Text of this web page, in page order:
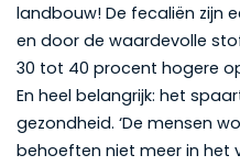
landbouw! De fecaliën zijn
en door de waardevolle
30 tot 40 procent hogere
En heel belangrijk: het
gezondheid. ‘De mensen
behoeften niet meer in het